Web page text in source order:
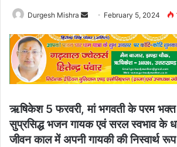
Durgesh Mishra
Send
email
February 5, 2024
ऋषिकेश 5 फरवरी, मां भगवती के परम
सुप्रसिद्ध भजन गायक एवं सरल स्वभाव के
जीवन काल में अपनी गायकी की निस्वार्थ